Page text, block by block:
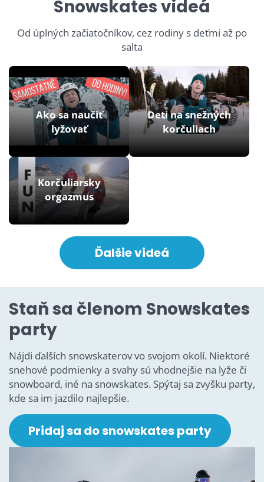
Snowskates videá
Od úplných začiatočníkov, cez rodiny s deťmi až po
salta
Ako sa naučiť
lyžovať
Deti na snežných
korčuliach
Korčuliarsky
orgazmus
Ďalšie videá
Staň sa členom Snowskates
party
Nájdi ďalších snowskaterov vo svojom okolí. Niektoré
snehové podmienky a svahy sú vhodnejšie na lyže či
snowboard, iné na snowskates. Spýtaj sa zvyšku party,
kde sa im jazdilo najlepšie.
Pridaj sa do snowskates party